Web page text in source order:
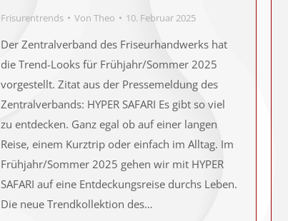
Frisurentrends Von Theo 10. Februar 2025
Der Zentralverband des Friseurhandwerks hat
die Trend-Looks für Frühjahr/Sommer 2025
vorgestellt. Zitat aus der Pressemeldung des
Zentralverbands: HYPER SAFARI Es gibt so viel
zu entdecken. Ganz egal ob auf einer langen
Reise, einem Kurztrip oder einfach im Alltag. Im
Frühjahr/Sommer 2025 gehen wir mit HYPER
SAFARI auf eine Entdeckungsreise durchs Leben.
Die neue Trendkollektion des…